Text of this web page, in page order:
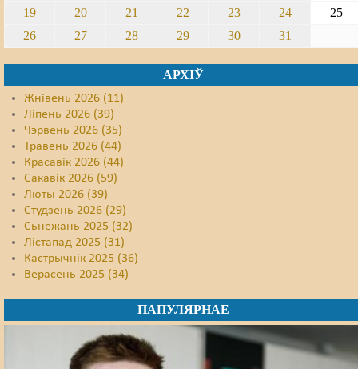
19
20 21 22 23 24
25
26
27 28 29 30 31
АРХІЎ
Жнівень 2026 (11)
Ліпень 2026 (39)
Чэрвень 2026 (35)
Травень 2026 (44)
Красавік 2026 (44)
Сакавік 2026 (59)
Люты 2026 (39)
Студзень 2026 (29)
Сьнежань 2025 (32)
Лістапад 2025 (31)
Кастрычнік 2025 (36)
Верасень 2025 (34)
ПАПУЛЯРНАЕ